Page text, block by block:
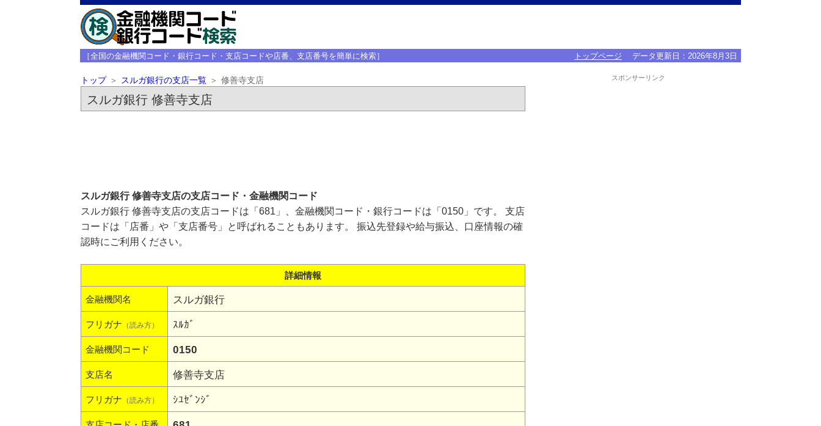
［全国の金融機関コード・銀行コード・支店コードや店番、支店番号を簡単に検索］ トップページ データ更新日： 2026年8月3日
トップ スルガ銀行の支店一覧 修善寺支店
スルガ銀行 修善寺支店
スルガ銀行 修善寺支店の支店コード・金融機関コード
スルガ銀行 修善寺支店の支店コードは「681」、金融機関コード・銀行コードは「0150」です。 支店
コードは「店番」や「支店番号」と呼ばれることもあります。 振込先登録や給与振込、口座情報の確
認時にご利用ください。
詳細情報
金融機関名 スルガ銀行
フリガナ （読み方） ｽﾙｶﾞ
金融機関コード 0150
支店名 修善寺支店
フリガナ （読み方） ｼﾕｾﾞﾝｼﾞ
スポンサーリンク